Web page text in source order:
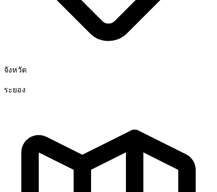
จังหวัด
ระยอง